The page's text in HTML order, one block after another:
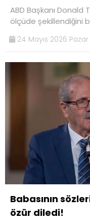
ABD Başkanı Donald
ölçüde şekillendiğini
24 Mayıs 2026 Pazar
Babasının
özür diledi!